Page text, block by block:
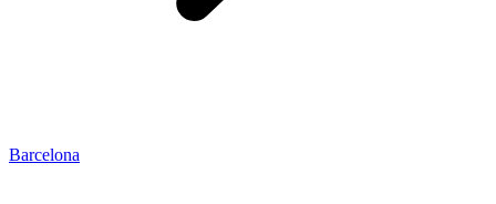
Barcelona